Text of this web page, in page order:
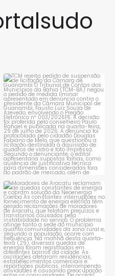
TCM rejeita pedido de
suspensão de licitação da...
1 0
Moradores de Aracatu
reclamam de quedas
constantes ...
1 0